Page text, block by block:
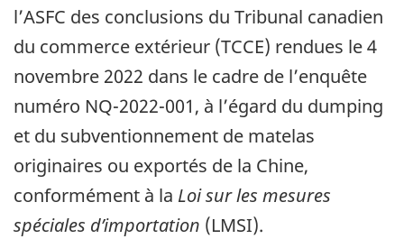
l’ASFC des conclusions du Tribunal canadien
du commerce extérieur (TCCE) rendues le 4
novembre 2022 dans le cadre de l’enquête
numéro NQ-2022-001, à l’égard du dumping
et du subventionnement de matelas
originaires ou exportés de la Chine,
conformément à la Loi sur les mesures
spéciales d’importation (LMSI).